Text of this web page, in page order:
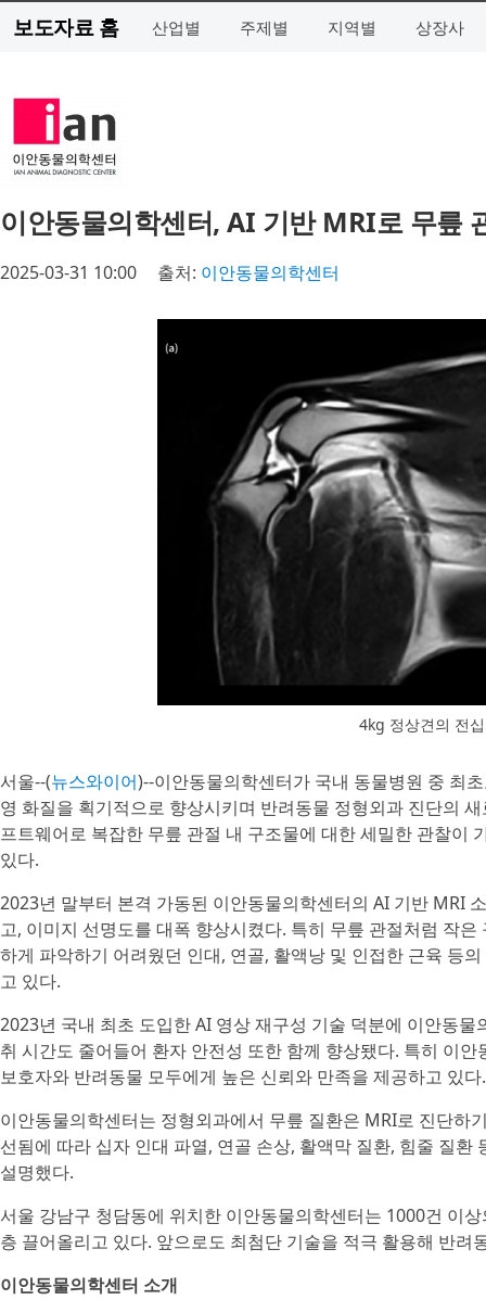
보도자료 홈 산업별 주제별 지역별 상장사
이안동물의학센터, AI 기반 MRI로 무릎
2025-03-31 10:00 출처: 이안동물의학센터
4kg 정상견의 전
서울--(뉴스와이어)--이안동물의학센터가 국내 동물병원 중 최
영 화질을 획기적으로 향상시키며 반려동물 정형외과 진단의
프트웨어로 복잡한 무릎 관절 내 구조물에 대한 세밀한 관찰이
있다.
2023년 말부터 본격 가동된 이안동물의학센터의 AI 기반 MRI
고, 이미지 선명도를 대폭 향상시켰다. 특히 무릎 관절처럼 작
하게 파악하기 어려웠던 인대, 연골, 활액낭 및 인접한 근육 등
고 있다.
2023년 국내 최초 도입한 AI 영상 재구성 기술 덕분에 이안동
취 시간도 줄어들어 환자 안전성 또한 함께 향상됐다. 특히 이
보호자와 반려동물 모두에게 높은 신뢰와 만족을 제공하고 있다.
이안동물의학센터는 정형외과에서 무릎 질환은 MRI로 진단하
선됨에 따라 십자 인대 파열, 연골 손상, 활액막 질환, 힘줄 질
설명했다.
서울 강남구 청담동에 위치한 이안동물의학센터는 1000건 이
층 끌어올리고 있다. 앞으로도 최첨단 기술을 적극 활용해 반
이안동물의학센터 소개